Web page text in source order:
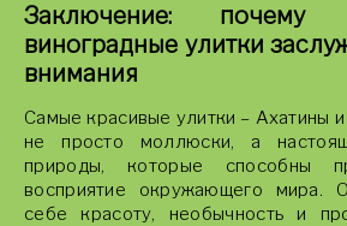
Заключение:
виноградные улитки
внимания
Самые красивые улитки – Ахатины
не просто моллюски, а
природы, которые способны
восприятие окружающего мира.
себе красоту, необычность и